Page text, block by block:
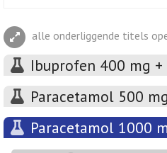
alle onderliggende titels
Ibuprofen 400 mg
Paracetamol 500
Paracetamol 1000